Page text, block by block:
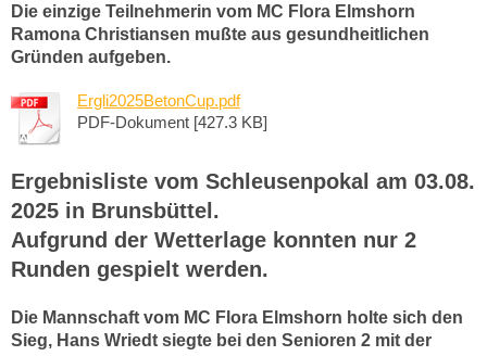
Die einzige Teilnehmerin vom MC Flora Elmshorn
Ramona Christiansen mußte aus gesundheitlichen
Gründen aufgeben.
Ergli2025BetonCup.pdf
PDF-Dokument [427.3 KB]
Ergebnisliste vom Schleusenpokal am 03.08.
2025 in Brunsbüttel.
Aufgrund der Wetterlage konnten nur 2
Runden gespielt werden.
Die Mannschaft vom MC Flora Elmshorn holte sich den
Sieg, Hans Wriedt siegte bei den Senioren 2 mit der